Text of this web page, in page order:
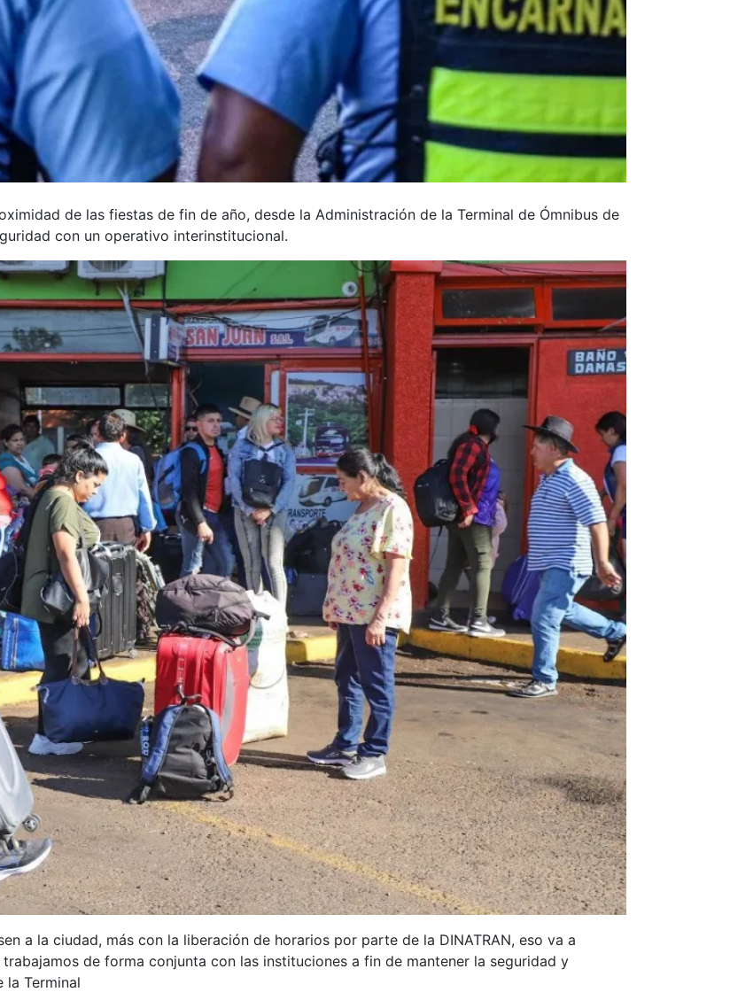
de las fiestas de fin de año, desde la Administración de la Terminal de Ómnibus de
con un operativo interinstitucional.
a la ciudad, más con la liberación de horarios por parte de la DINATRAN, eso va a
de forma conjunta con las instituciones a fin de mantener la seguridad y
la Terminal